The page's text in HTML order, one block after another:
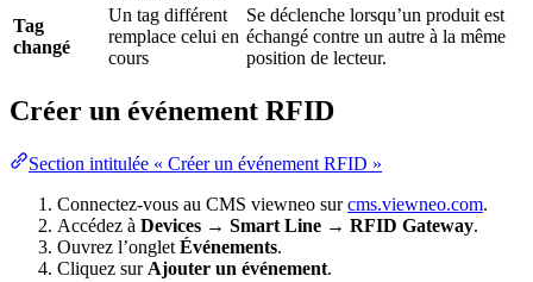
Tag
changé
Un tag différent
remplace celui en
cours
Se déclenche lorsqu’un produit est
échangé contre un autre à la même
position de lecteur.
Créer un événement RFID
Section intitulée « Créer un événement RFID »
Connectez-vous au CMS viewneo surcms.viewneo.com.
Accédez à Devices → Smart Line → RFID Gateway.
Ouvrez l’onglet Événements.
Cliquez sur Ajouter un événement.